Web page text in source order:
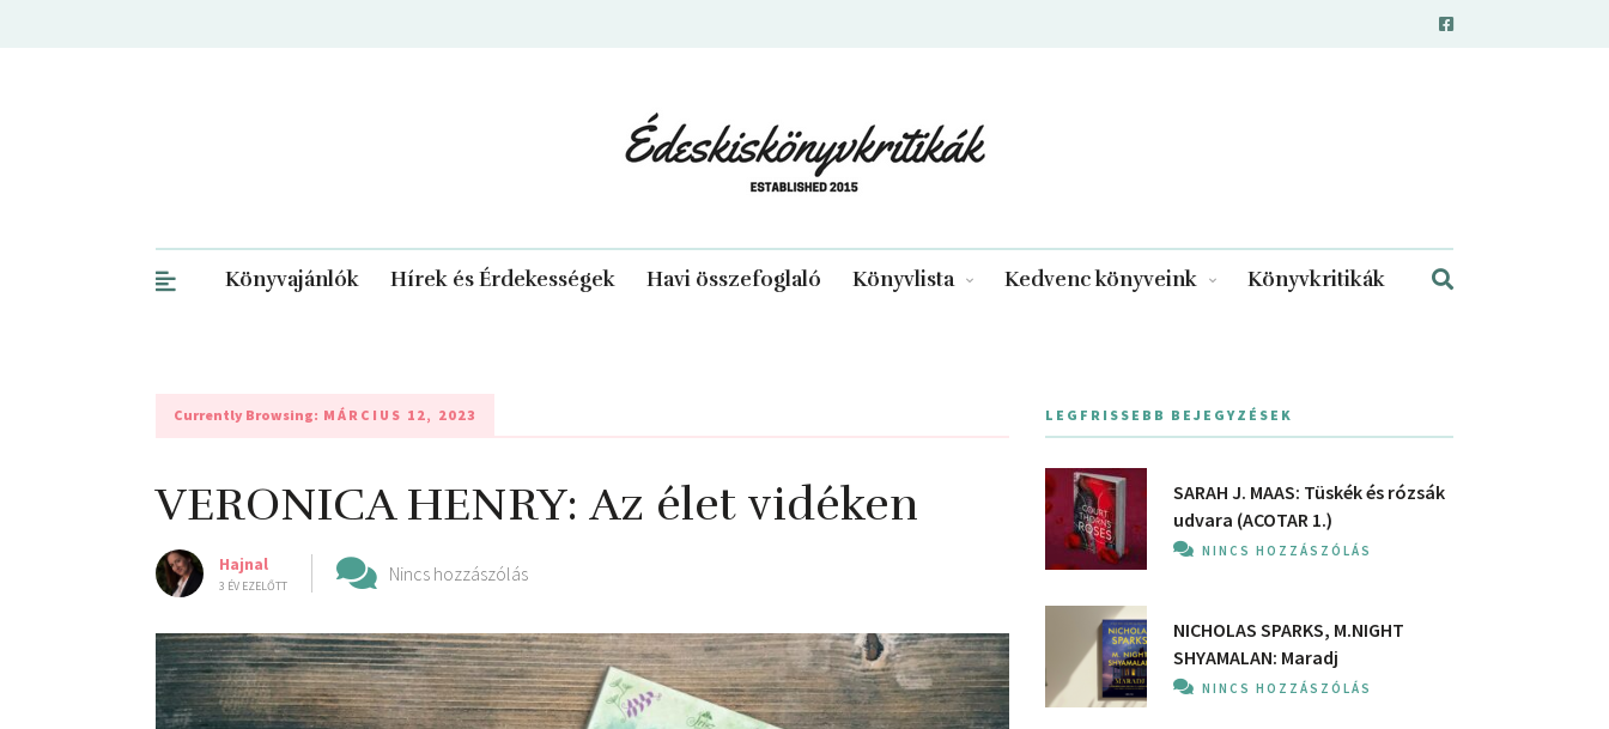
Könyvajánlók Hírek és Érdekességek Havi összefoglaló Könyvlista Kedvenc könyveink Könyvkritikák
Currently Browsing: MÁRCIUS 12, 2023
VERONICA HENRY: Az élet vidéken
Hajnal
3 ÉV EZELŐTT
Nincs hozzászólás
LEGFRISSEBB BEJEGYZÉSEK
SARAH J. MAAS: Tüskék és rózsák
udvara (ACOTAR 1.)
NINCS HOZZÁSZÓLÁS
NICHOLAS SPARKS, M.NIGHT
SHYAMALAN: Maradj
NINCS HOZZÁSZÓLÁS